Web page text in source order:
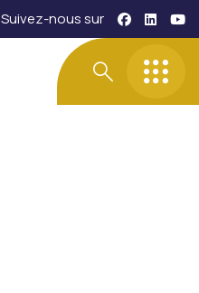
Suivez-nous sur